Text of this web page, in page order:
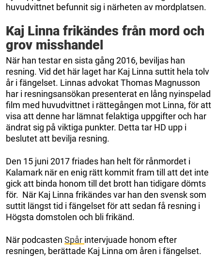
huvudvittnet befunnit sig i närheten av mordplatsen.
Kaj Linna frikändes från mord och
grov misshandel
När han testar en sista gång 2016, beviljas han
resning. Vid det här laget har Kaj Linna suttit hela tolv
år i fängelset. Linnas advokat Thomas Magnusson
har i resningsansökan presenterat en lång nyinspelad
film med huvudvittnet i rättegången mot Linna, för att
visa att denne har lämnat felaktiga uppgifter och har
ändrat sig på viktiga punkter. Detta tar HD upp i
beslutet att bevilja resning.
Den 15 juni 2017 friades han helt för rånmordet i
Kalamark när en enig rätt kommit fram till att det inte
gick att binda honom till det brott han tidigare dömts
för. När Kaj Linna frikändes var han den svensk som
suttit längst tid i fängelset för att sedan få resning i
Högsta domstolen och bli frikänd.
När podcasten Spår intervjuade honom efter
resningen, berättade Kaj Linna om åren i fängelset.